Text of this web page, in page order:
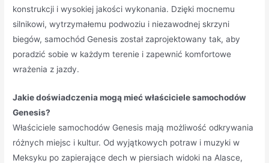
konstrukcji i wysokiej jakości wykonania. Dzięki mocnemu
silnikowi, wytrzymałemu podwoziu i niezawodnej skrzyni
biegów, samochód Genesis został zaprojektowany tak, aby
poradzić sobie w każdym terenie i zapewnić komfortowe
wrażenia z jazdy.
Jakie doświadczenia mogą mieć właściciele samochodów
Genesis?
Właściciele samochodów Genesis mają możliwość odkrywania
różnych miejsc i kultur. Od wyjątkowych potraw i muzyki w
Meksyku po zapierające dech w piersiach widoki na Alasce,